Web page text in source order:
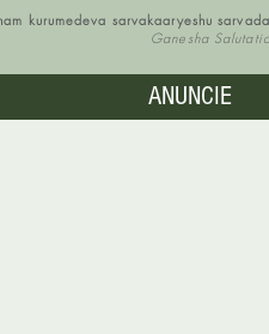
kurumedeva sarvakaaryeshu
Ganesha
ANUNCIE